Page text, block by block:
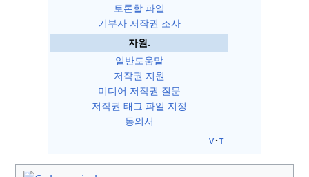
토론할 파일
기부자 저작권 조사
자원.
일반도움말
저작권 지원
미디어 저작권 질문
저작권 태그 파일 지정
동의서
v t